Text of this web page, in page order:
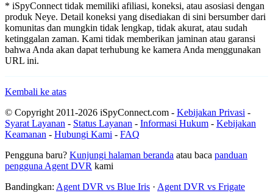
* iSpyConnect tidak memiliki afiliasi, koneksi, atau asosiasi dengan
produk Neye. Detail koneksi yang disediakan di sini bersumber dari
komunitas dan mungkin tidak lengkap, tidak akurat, atau sudah
ketinggalan zaman. Kami tidak memberikan jaminan atau garansi
bahwa Anda akan dapat terhubung ke kamera Anda menggunakan
URL ini.
Kembali ke atas
© Copyright 2011-2026 iSpyConnect.com - Kebijakan Privasi -
Syarat Layanan - Status Layanan - Informasi Hukum - Kebijakan
Keamanan - Hubungi Kami - FAQ
Pengguna baru? Kunjungi halaman beranda atau baca panduan
pengguna Agent DVR kami
Bandingkan: Agent DVR vs Blue Iris · Agent DVR vs Frigate